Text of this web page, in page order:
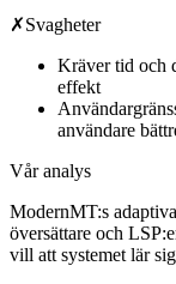
✗Svagheter
Kräver tid och
effekt
användare
Vår analys
ModernMT:s
översättare och
vill att systemet lär